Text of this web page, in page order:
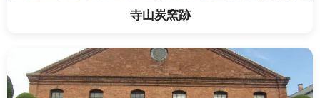
寺山炭窯跡